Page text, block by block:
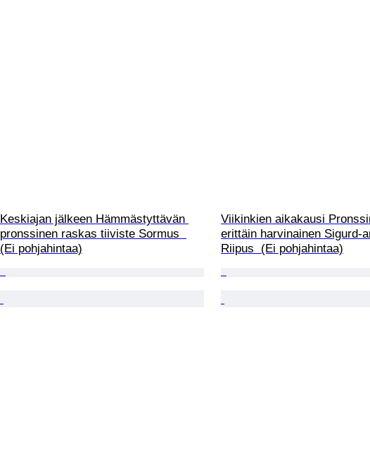
Keskiajan jälkeen Hämmästyttävän
pronssinen raskas tiiviste Sormus
(Ei pohjahintaa)
Viikinkien aikakausi
erittäin harvinainen Sigurd-
Riipus  (Ei pohjahintaa)